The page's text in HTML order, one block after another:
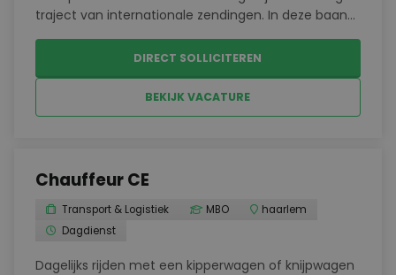
traject van internationale zendingen. In deze baan
werkt hij samen met vervoerders, leveranciers en
buitenlandse agenten om alles soepel te laten
verlopen.Aannemen en afhandelen van
DIRECT SOLLICITEREN
BEKIJK VACATURE
Chauffeur CE
Transport & Logistiek MBO
haarlem
Dagdienst
Dagelijks rijden met een kipperwagen of knijpwagen